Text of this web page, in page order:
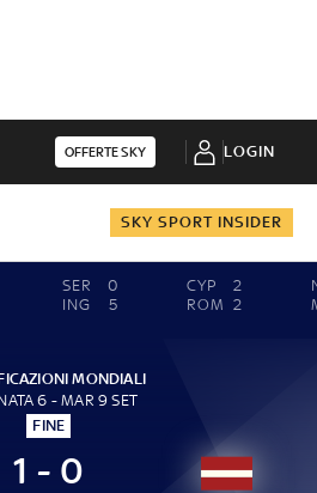
OFFERTE SKY LOGIN
SKY SPORT INSIDER
SER
0
ING
5
CYP
2
ROM 2
MONDIALI
6 - MAR 9 SET
FINE
1 - 0